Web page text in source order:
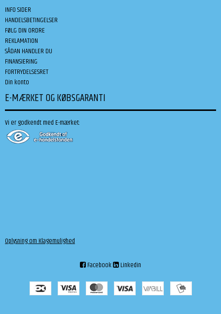
INFO SIDER
HANDELSBETINGELSER
FØLG DIN ORDRE
REKLAMATION
SÅDAN HANDLER DU
FINANSIERING
FORTRYDELSESRET
Din konto
E-MÆRKET OG KØBSGARANTI
Vi er godkendt med E-mærket:
Oplysning om Klagemulighed
Facebook Linkedin